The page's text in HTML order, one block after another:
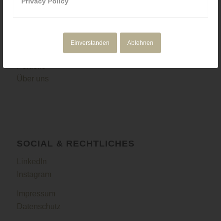
Einverstanden Ablehnen
Corporate Media
Portfolio
SOCIAL & RECHTLICHES